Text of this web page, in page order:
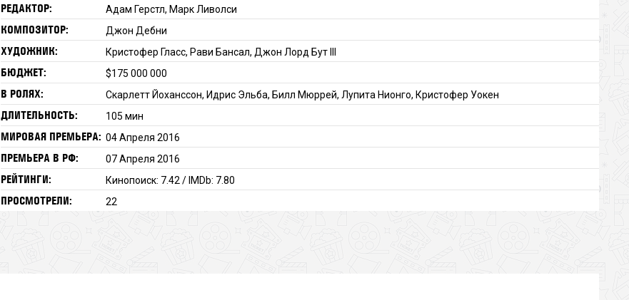
РЕДАКТОР: Адам Герстл, Марк Ливолси
КОМПОЗИТОР: Джон Дебни
ХУДОЖНИК: Кристофер Гласс, Рави Бансал, Джон Лорд Бут III
БЮДЖЕТ: $175 000 000
В РОЛЯХ: Скарлетт Йоханссон, Идрис Эльба, Билл Мюррей, Лупита Нионго, Кристофер Уокен
ДЛИТЕЛЬНОСТЬ: 105 мин
МИРОВАЯ ПРЕМЬЕРА: 04 Апреля 2016
ПРЕМЬЕРА В РФ: 07 Апреля 2016
РЕЙТИНГИ: Кинопоиск: 7.42 / IMDb: 7.80
ПРОСМОТРЕЛИ: 22